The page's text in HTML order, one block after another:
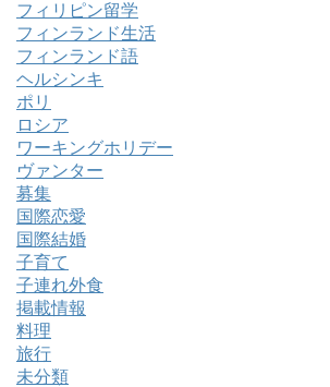
フィリピン留学
フィンランド生活
フィンランド語
ヘルシンキ
ポリ
ロシア
ワーキングホリデー
ヴァンター
募集
国際恋愛
国際結婚
子育て
子連れ外食
掲載情報
料理
旅行
未分類